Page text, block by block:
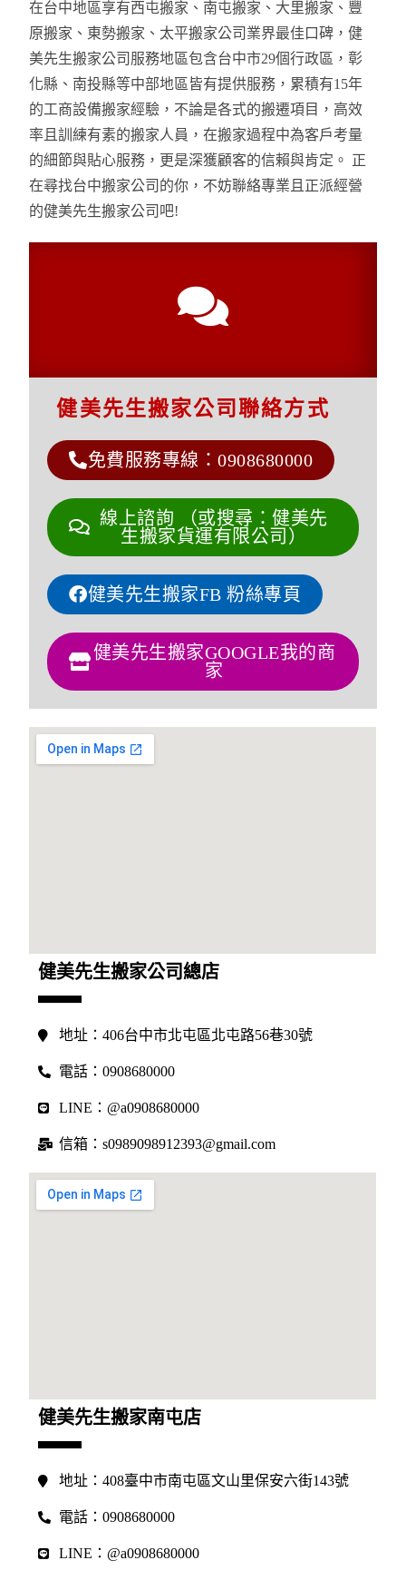
在台中地區享有西屯搬家、南屯搬家、大里搬家、豐
原搬家、東勢搬家、太平搬家公司業界最佳口碑，健
美先生搬家公司服務地區包含台中市29個行政區，彰
化縣、南投縣等中部地區皆有提供服務，累積有15年
的工商設備搬家經驗，不論是各式的搬遷項目，高效
率且訓練有素的搬家人員，在搬家過程中為客戶考量
的細節與貼心服務，更是深獲顧客的信賴與肯定。 正
在尋找台中搬家公司的你，不妨聯絡專業且正派經營
的健美先生搬家公司吧!
健美先生搬家公司聯絡方式
免費服務專線：0908680000
線上諮詢 （或搜尋：健美先
生搬家貨運有限公司）
健美先生搬家FB 粉絲專頁
健美先生搬家GOOGLE我的商
家
健美先生搬家公司總店
地址：406台中市北屯區北屯路56巷30號
電話：0908680000
LINE：@a0908680000
信箱：s0989098912393@gmail.com
健美先生搬家南屯店
地址：408臺中市南屯區文山里保安六街143號
電話：0908680000
LINE：@a0908680000